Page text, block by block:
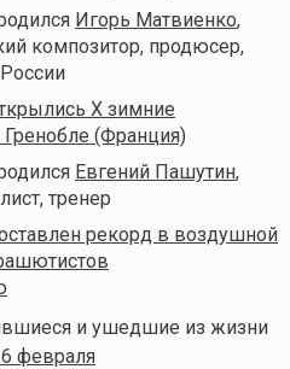
Игорь Матвиенко,
композитор, продюсер,
X зимние
(Франция)
Евгений Пашутин,
тренер
рекорд в воздушной
и ушедшие из жизни
февраля